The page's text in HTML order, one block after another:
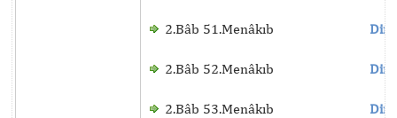
2.Bâb 51.Menâkıb
2.Bâb 52.Menâkıb
2.Bâb 53.Menâkıb